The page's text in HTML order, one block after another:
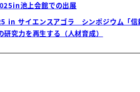
池上会館での出展
in サイエンスアゴラ シンポジウム「
究力を再生する（人材育成）